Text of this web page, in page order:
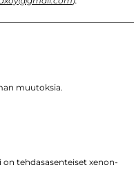
muutoksia.
on tehdasasenteiset xenon-